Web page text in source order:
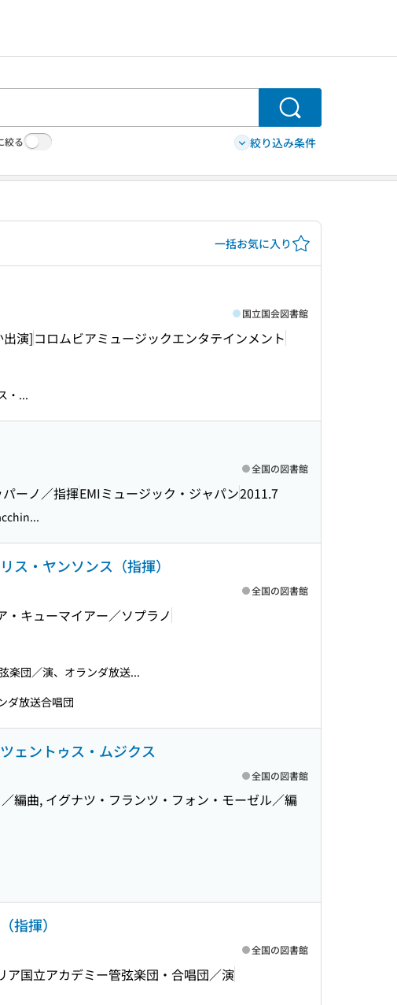
検索
絞る 絞り込み条件
一括お気に入り
出演]コロムビアミュージックエンタテインメント
国立国会図書館
・...
ーノ／指揮EMIミュージック・ジャパン2011.7
全国の図書館
・ヤンソンス（指揮）
キューマイアー／ソプラノ
全国の図書館
楽団／演、オランダ放送...
ダ放送合唱団
ェントゥス・ムジクス
編曲, イグナツ・フランツ・フォン・モーゼル／編
全国の図書館
指揮）
国立アカデミー管弦楽団・合唱団／演
全国の図書館